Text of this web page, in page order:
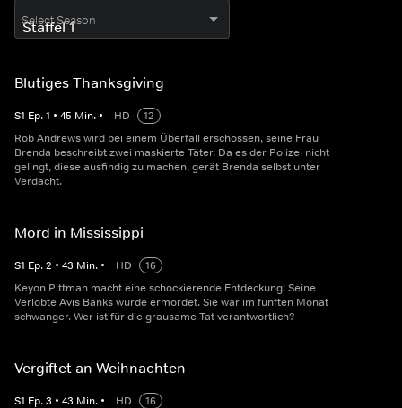
Select Season
Blutiges Thanksgiving
S1 Ep.1 • 45 Min. • HD
12
Rob Andrews wird bei einem Überfall erschossen, seine Frau
Brenda beschreibt zwei maskierte Täter. Da es der Polizei nicht
gelingt, diese ausfindig zu machen, gerät Brenda selbst unter
Verdacht.
Mord in Mississippi
S1 Ep.2 • 43 Min. • HD
16
Keyon Pittman macht eine schockierende Entdeckung: Seine
Verlobte Avis Banks wurde ermordet. Sie war im fünften Monat
schwanger. Wer ist für die grausame Tat verantwortlich?
Vergiftet an Weihnachten
S1 Ep.3 • 43 Min. • HD
16